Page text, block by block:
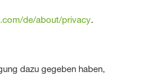
de/about/privacy.
dazu gegeben haben,